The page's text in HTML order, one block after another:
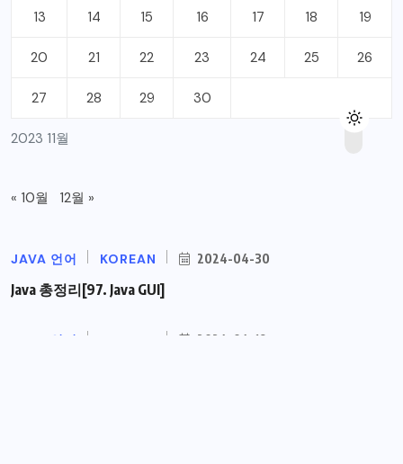
2023 11월
13 14 15 16 17 18 19
20 21 22 23 24 25 26
27 28 29 30
« 10월 12월 »
JAVA 언어 KOREAN 2024-04-30
Java 총정리[97. Java GUI]
JAVA 언어 2024-04-19